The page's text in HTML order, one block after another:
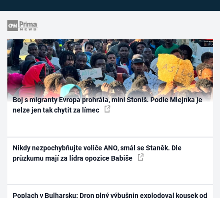
Boj s migranty Evropa prohrála, míní Stoniš. Podle Mlejnka je
nelze jen tak chytit za límec
Nikdy nezpochybňujte voliče ANO, smál se Staněk. Dle
průzkumu mají za lídra opozice Babiše
Poplach v Bulharsku: Dron plný výbušnin explodoval kousek od